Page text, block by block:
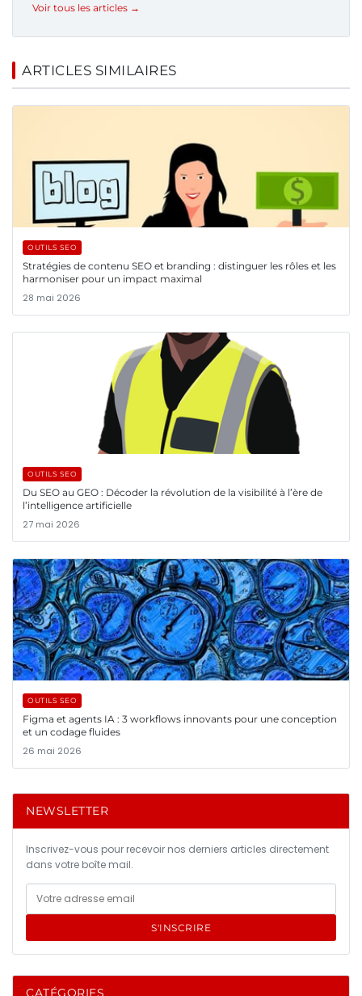
Voir tous les articles →
ARTICLES SIMILAIRES
OUTILS SEO
Stratégies de contenu SEO et branding : distinguer les rôles et les
harmoniser pour un impact maximal
28 mai 2026
OUTILS SEO
Du SEO au GEO : Décoder la révolution de la visibilité à l’ère de
l’intelligence artificielle
27 mai 2026
OUTILS SEO
Figma et agents IA : 3 workflows innovants pour une conception
et un codage fluides
26 mai 2026
NEWSLETTER
Inscrivez-vous pour recevoir nos derniers articles directement
dans votre boîte mail.
S'INSCRIRE
CATÉGORIES